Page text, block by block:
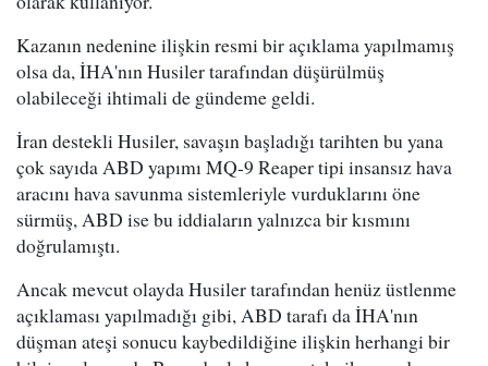
Kazanın nedenine ilişkin resmi bir açıklama yapılmamış
olsa da, İHA'nın Husiler tarafından düşürülmüş
olabileceği ihtimali de gündeme geldi.
İran destekli Husiler, savaşın başladığı tarihten bu yana
çok sayıda ABD yapımı MQ-9 Reaper tipi insansız hava
aracını hava savunma sistemleriyle vurduklarını öne
sürmüş, ABD ise bu iddiaların yalnızca bir kısmını
doğrulamıştı.
Ancak mevcut olayda Husiler tarafından henüz üstlenme
açıklaması yapılmadığı gibi, ABD tarafı da İHA'nın
düşman ateşi sonucu kaybedildiğine ilişkin herhangi bir